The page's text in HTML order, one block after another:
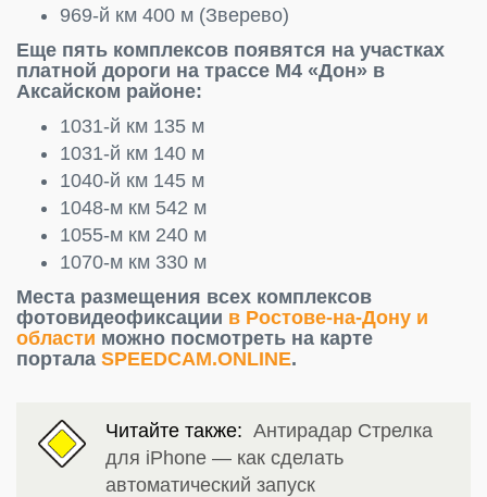
969-й км 400 м (Зверево)
Еще пять комплексов появятся на участках
платной дороги на трассе М4 «Дон» в
Аксайском районе:
1031-й км 135 м
1031-й км 140 м
1040-й км 145 м
1048-м км 542 м
1055-м км 240 м
1070-м км 330 м
Места размещения всех комплексов
фотовидеофиксации в Ростове-на-Дону и
области можно посмотреть на карте
портала SPEEDCAM.ONLINE.
Читайте также: Антирадар Стрелка
для iPhone — как сделать
автоматический запуск